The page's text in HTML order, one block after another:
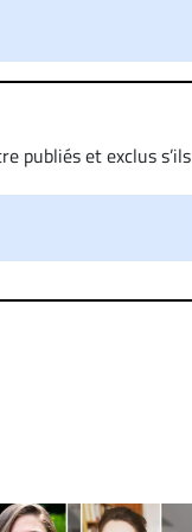
publiés et exclus s’ils
utiliser
de réponse.